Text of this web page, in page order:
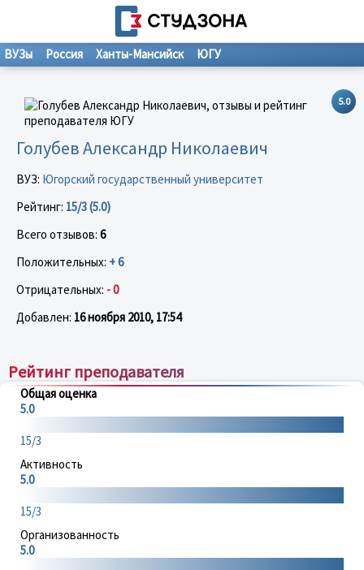
ВУЗы Россия Ханты-Мансийск ЮГУ
5.0
Голубев Александр Николаевич
ВУЗ: Югорский государственный университет
Рейтинг: 15/3 (5.0)
Всего отзывов: 6
Положительных: + 6
Отрицательных: - 0
Добавлен: 16 ноября 2010, 17:54
Рейтинг преподавателя
Общая оценка
5.0
15/3
Активность
5.0
15/3
Организованность
5.0